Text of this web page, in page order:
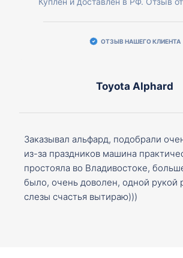
ОТЗЫВ НАШЕГО КЛИЕНТА
Toyota Alphard
Заказывал альфард, подобрали
из-за праздников машина
простояла во Владивостоке,
было, очень доволен, одной рукой
слезы счастья вытираю)))